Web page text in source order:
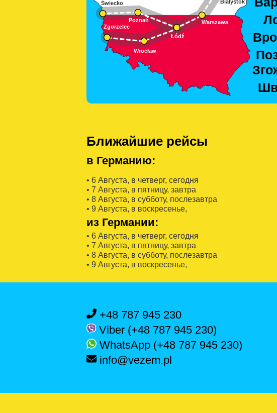
Ближайшие рейсы
в Германию:
• 6 Августa, в четверг, сегодня
• 7 Августa, в пятницу, завтра
• 8 Августa, в субботу, послезавтра
• 9 Августa, в воскресенье,
из Германии:
• 6 Августa, в четверг, сегодня
• 7 Августa, в пятницу, завтра
• 8 Августa, в субботу, послезавтра
• 9 Августa, в воскресенье,
+48 787 945 230
Viber (+48 787 945 230)
WhatsApp (+48 787 945 230)
info@vezem.pl